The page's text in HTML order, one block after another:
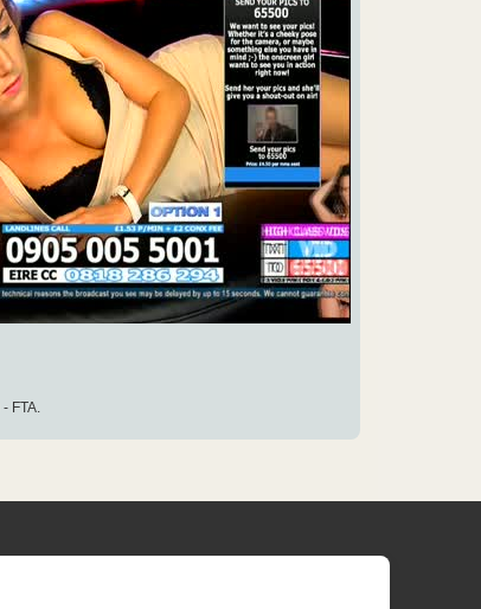
- FTA.